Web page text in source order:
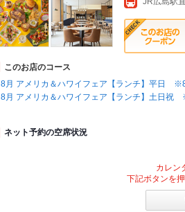
このお店のコース
8月 アメリカ＆ハワイフェア【ランチ】平日
8月 アメリカ＆ハワイフェア【ランチ】土日祝
ネット予約の空席状況
カレン
下記ボタンを